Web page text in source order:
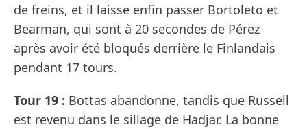
de freins, et il laisse enfin passer Bortoleto et
Bearman, qui sont à 20 secondes de Pérez
après avoir été bloqués derrière le Finlandais
pendant 17 tours.
Tour 19 : Bottas abandonne, tandis que Russell
est revenu dans le sillage de Hadjar. La bonne